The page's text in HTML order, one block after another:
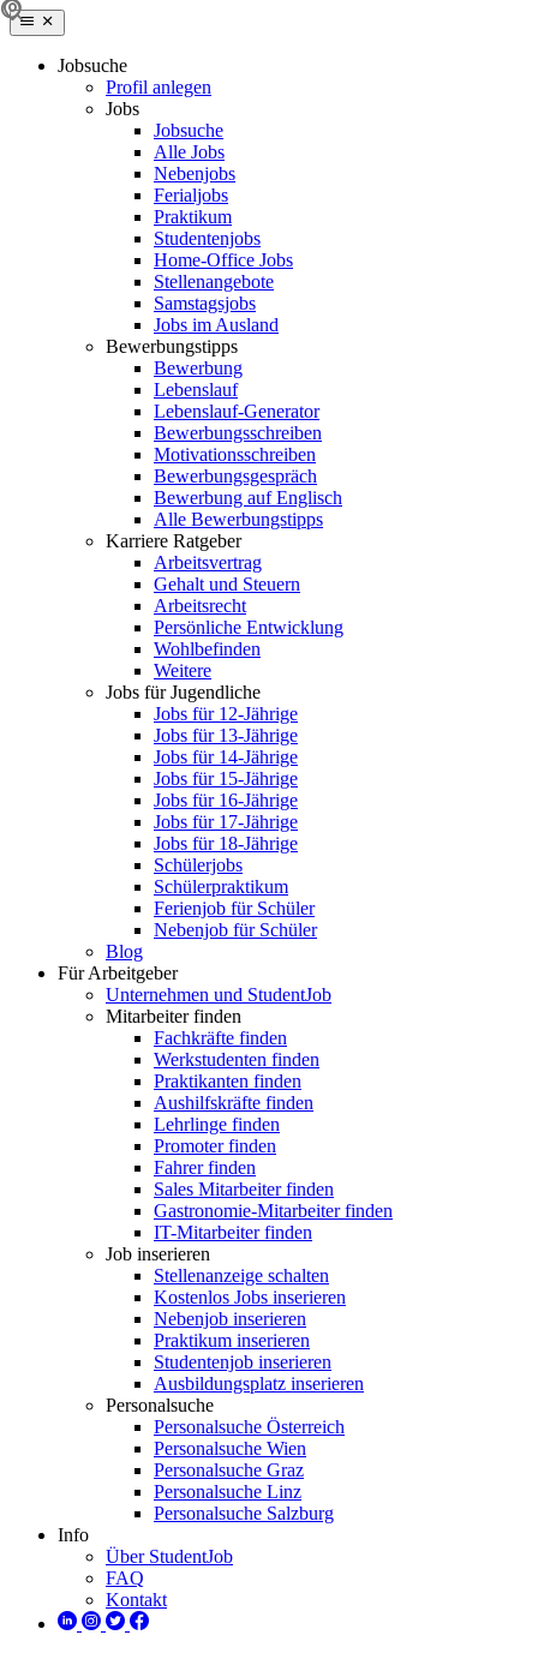
Jobsuche
Profil anlegen
Jobs
Jobsuche
Alle Jobs
Nebenjobs
Ferialjobs
Praktikum
Studentenjobs
Home-Office Jobs
Stellenangebote
Samstagsjobs
Jobs im Ausland
Bewerbungstipps
Bewerbung
Lebenslauf
Lebenslauf-Generator
Bewerbungsschreiben
Motivationsschreiben
Bewerbungsgespräch
Bewerbung auf Englisch
Alle Bewerbungstipps
Karriere Ratgeber
Arbeitsvertrag
Gehalt und Steuern
Arbeitsrecht
Persönliche Entwicklung
Wohlbefinden
Weitere
Jobs für Jugendliche
Jobs für 12-Jährige
Jobs für 13-Jährige
Jobs für 14-Jährige
Jobs für 15-Jährige
Jobs für 16-Jährige
Jobs für 17-Jährige
Jobs für 18-Jährige
Schülerjobs
Schülerpraktikum
Ferienjob für Schüler
Nebenjob für Schüler
Blog
Für Arbeitgeber
Unternehmen und StudentJob
Mitarbeiter finden
Fachkräfte finden
Werkstudenten finden
Praktikanten finden
Aushilfskräfte finden
Lehrlinge finden
Promoter finden
Fahrer finden
Sales Mitarbeiter finden
Gastronomie-Mitarbeiter finden
IT-Mitarbeiter finden
Job inserieren
Stellenanzeige schalten
Kostenlos Jobs inserieren
Nebenjob inserieren
Praktikum inserieren
Studentenjob inserieren
Ausbildungsplatz inserieren
Personalsuche
Personalsuche Österreich
Personalsuche Wien
Personalsuche Graz
Personalsuche Linz
Personalsuche Salzburg
Info
Über StudentJob
FAQ
Kontakt